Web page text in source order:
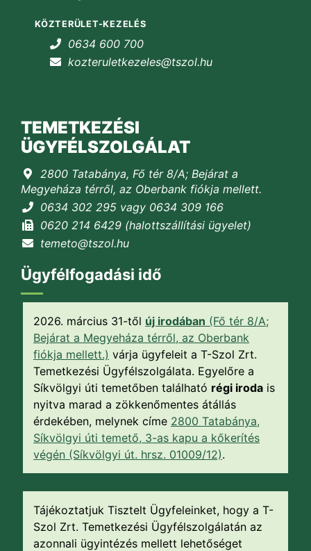
KÖZTERÜLET-KEZELÉS
0634 600 700
kozteruletkezeles@tszol.hu
TEMETKEZÉSI
ÜGYFÉLSZOLGÁLAT
2800 Tatabánya, Fő tér 8/A; Bejárat a
Megyeháza térről, az Oberbank fiókja mellett.
0634 302 295 vagy 0634 309 166
0620 214 6429 (halottszállítási ügyelet)
temeto@tszol.hu
Ügyfélfogadási idő
2026. március 31-től új irodában (Fő tér 8/A;
Bejárat a Megyeháza térről, az Oberbank
fiókja mellett.) várja ügyfeleit a T-Szol Zrt.
Temetkezési Ügyfélszolgálata. Egyelőre a
Síkvölgyi úti temetőben található régi iroda is
nyitva marad a zökkenőmentes átállás
érdekében, melynek címe 2800 Tatabánya,
Síkvölgyi úti temető, 3-as kapu a kőkerítés
végén (Síkvölgyi út. hrsz. 01009/12).
Tájékoztatjuk Tisztelt Ügyfeleinket, hogy a T-
Szol Zrt. Temetkezési Ügyfélszolgálatán az
azonnali ügyintézés mellett lehetőséget